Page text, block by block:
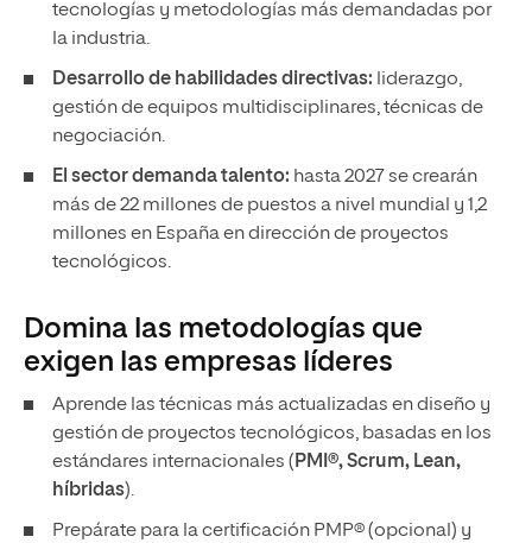
tecnologías y metodologías más demandadas por
la industria.
Desarrollo de habilidades directivas: liderazgo,
gestión de equipos multidisciplinares, técnicas de
negociación.
El sector demanda talento: hasta 2027 se crearán
más de 22 millones de puestos a nivel mundial y 1,2
millones en España en dirección de proyectos
tecnológicos.
Domina las metodologías que
exigen las empresas líderes
Aprende las técnicas más actualizadas en diseño y
gestión de proyectos tecnológicos, basadas en los
estándares internacionales (PMI®, Scrum, Lean,
híbridas).
Prepárate para la certificación PMP® (opcional) y